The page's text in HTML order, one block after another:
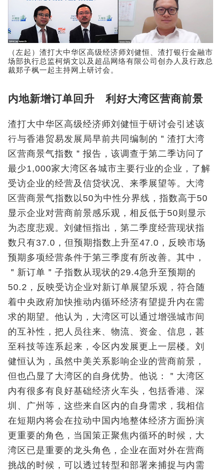
（左起）渣打大中华区高级经济师刘健恒、渣打银行金融市
场部执行总监柯炳文以及超品网络有限公司创办人及行政总
裁郑子枫一起主持网上研讨会。
内地新增订单回升 利好大湾区营商前景
渣打大中华区高级经济师刘健恒于研讨会引述该
行与香港贸易发展局早前共同编制的＂渣打大湾
区营商景气指数＂报告，该调查于第二季访问了
最少1,000家大湾区各城市主要行业的企业，了解
受访企业的经营及信贷状况、来季展望等。大湾
区营商景气指数以50为中性分界线，指数高于50
显示企业对营商前景感乐观，相反低于50则显示
为态度悲观。刘健恒指出，第二季度经营现状指
数只有37.0，但预期指数上升至47.0，反映市场
预期多项经营条件于第三季度有所改善。其中，
＂新订单＂子指数从现状的29.4急升至预期的
50.2，反映受访企业对新订单展望乐观，符合随
着中央政府加快推动内循环经济有望提升内在需
求的期望。他认为，大湾区可以通过增强城市间
的互补性，把人员往来、物流、资金、信息，甚
至科技等连系起来，令区内发展更上一层楼。刘
健恒认为，虽然中美关系影响企业的营商前景，
但也凸显了大湾区的自身优势。他说：＂大湾区
内有很多有良好基础经济火车头，包括香港、深
圳、广州等，这些来自区内的自身需求，我相信
在短期内将会在拉动中国内地整体经济方面扮演
更重要的角色，当国策正聚焦内循环的时候，大
湾区已是重要的龙头角色，企业在面对外在营商
挑战的时候，可以透过转型和部署来捕捉与内需